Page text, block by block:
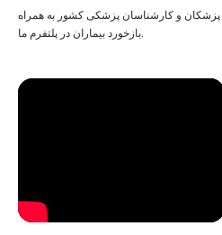
و کارشناسان پزشکی کشور به همراه
بازخورد بیماران در پلتفرم ما.